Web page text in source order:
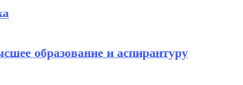
образование и аспирантуру